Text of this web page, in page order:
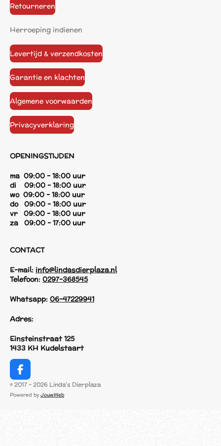
Retourneren
Herroeping indienen
Levertijd & verzendkosten
Garantie en klachten
Algemene voorwaarden
Privacyverklaring
OPENINGSTIJDEN
ma 09:00 - 18:00 uur
di 09:00 - 18:00 uur
wo 09:00 - 18:00 uur
do 09:00 - 18:00 uur
vr 09:00 - 18:00 uur
za 09:00 - 17:00 uur
CONTACT
E-mail: info@lindasdierplaza.nl
Telefoon: 0297-368545
Whatsapp: 06-47229941
Adres:
Einsteinstraat 125
1433 KH Kudelstaart
F
a
c
© 2017 - 2026 Linda's Dierplaza
Powered by JouwWeb